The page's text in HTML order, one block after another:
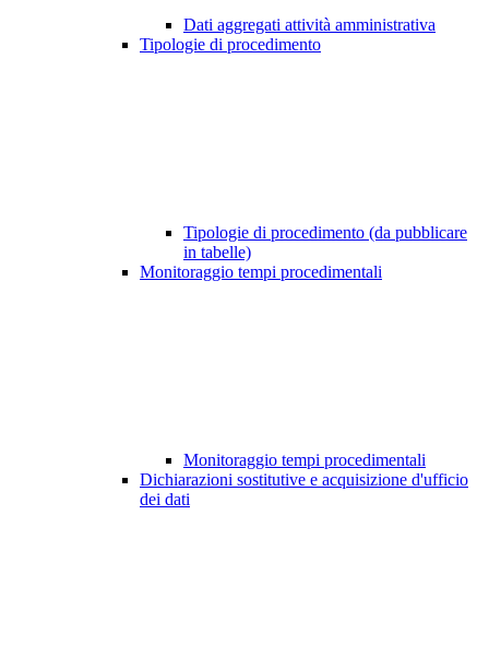
Dati aggregati attività amministrativa
Tipologie di procedimento
Tipologie di procedimento (da pubblicare
in tabelle)
Monitoraggio tempi procedimentali
Monitoraggio tempi procedimentali
Dichiarazioni sostitutive e acquisizione d'ufficio
dei dati